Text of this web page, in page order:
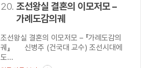
20. 조선왕실 결혼의 이모저모 –
가례도감의궤
조선왕실 결혼의 이모저모 – 『가례도감의
궤』 신병주 (건국대 교수) 조선시대에
도...